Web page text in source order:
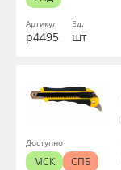
Артикул
р4495
Ед.
шт
Доступно
МСК
СПБ